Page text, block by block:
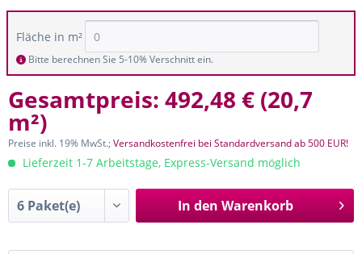
Fläche in m²
Bitte berechnen Sie 5-10% Verschnitt ein.
Gesamtpreis: 492,48 € (20,7
m²)
Preise inkl. 19% MwSt.;Versandkostenfrei bei Standardversand ab 500 EUR!
Lieferzeit 1-7 Arbeitstage, Express-Versand möglich
In den Warenkorb